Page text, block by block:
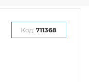
Код: 711368